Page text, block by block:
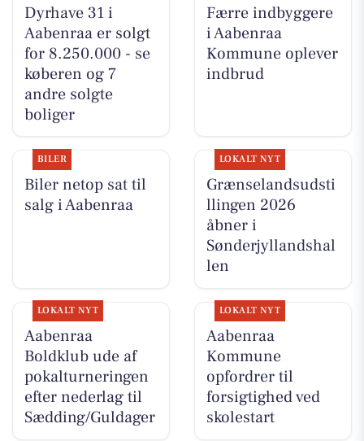
Dyrhave 31 i
Aabenraa er solgt
for 8.250.000 - se
køberen og 7
andre solgte
boliger
Færre indbyggere
i Aabenraa
Kommune oplever
indbrud
BILER
Biler netop sat til
salg i Aabenraa
LOKALT NYT
Grænselandsudsti
llingen 2026
åbner i
Sønderjyllandshal
len
LOKALT NYT
Aabenraa
Boldklub ude af
pokalturneringen
efter nederlag til
Sædding/Guldager
LOKALT NYT
Aabenraa
Kommune
opfordrer til
forsigtighed ved
skolestart